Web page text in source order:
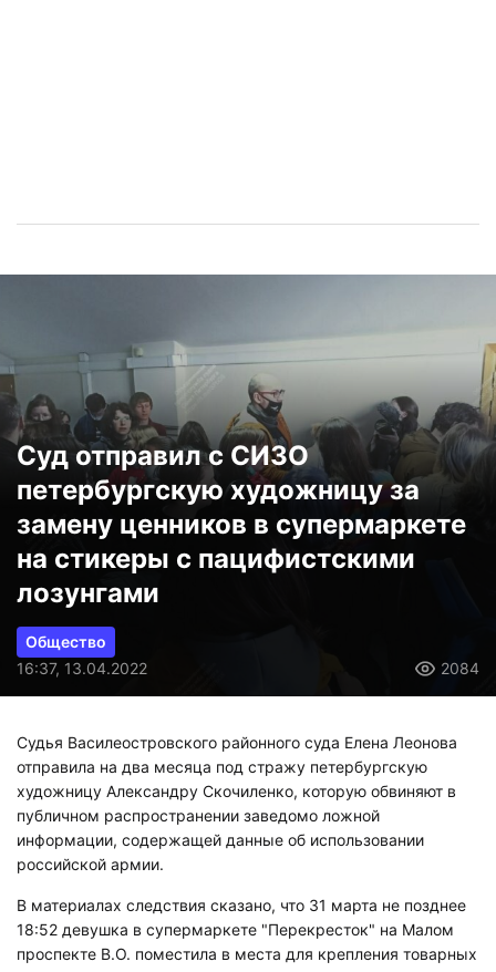
Суд отправил с СИЗО
петербургскую художницу за
замену ценников в супермаркете
на стикеры с пацифистскими
лозунгами
Общество
16:37, 13.04.2022
2084
Судья Василеостровского районного суда Елена Леонова
отправила на два месяца под стражу петербургскую
художницу Александру Скочиленко, которую обвиняют в
публичном распространении заведомо ложной
информации, содержащей данные об использовании
российской армии.
В материалах следствия сказано, что 31 марта не позднее
18:52 девушка в супермаркете "Перекресток" на Малом
проспекте В.О. поместила в места для крепления товарных